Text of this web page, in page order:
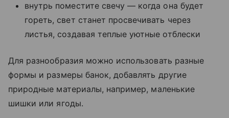
внутрь поместите свечу — когда она будет
гореть, свет станет просвечивать через
листья, создавая теплые уютные отблески
Для разнообразия можно использовать разные
формы и размеры банок, добавлять другие
природные материалы, например, маленькие
шишки или ягоды.